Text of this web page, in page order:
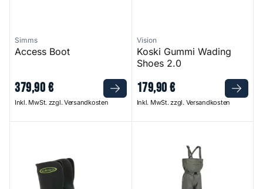
Simms
Access Boot
379,90€
Inkl. MwSt. zzgl. Versandkosten
Vision
Koski Gummi Wading
Shoes 2.0
179,90€
Inkl. MwSt. zzgl. Versandkosten